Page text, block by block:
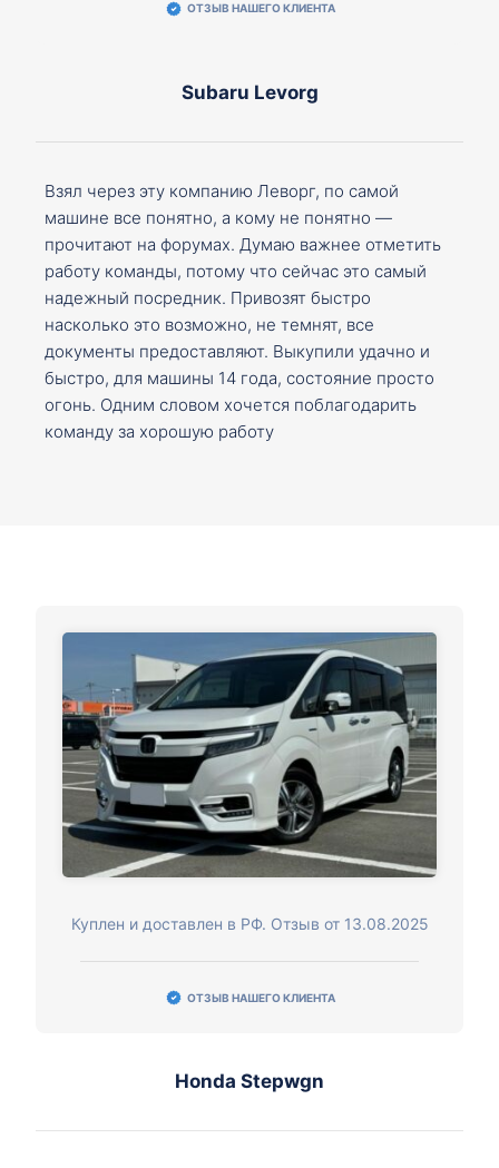
ОТЗЫВ НАШЕГО КЛИЕНТА
Subaru Levorg
Взял через эту компанию Леворг, по самой
машине все понятно, а кому не понятно —
прочитают на форумах. Думаю важнее отметить
работу команды, потому что сейчас это самый
надежный посредник. Привозят быстро
насколько это возможно, не темнят, все
документы предоставляют. Выкупили удачно и
быстро, для машины 14 года, состояние просто
огонь. Одним словом хочется поблагодарить
команду за хорошую работу
Куплен и доставлен в РФ. Отзыв от 13.08.2025
ОТЗЫВ НАШЕГО КЛИЕНТА
Honda Stepwgn